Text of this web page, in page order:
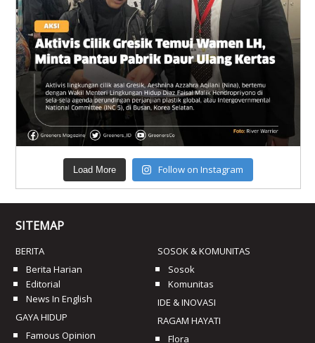
Load More Follow on Instagram
SITEMAP
BERITA
Berita Harian
Editorial
News In English
GAYA HIDUP
Famous Opinion
SOSOK & KOMUNITAS
Sosok
Komunitas
IDE & INOVASI
RAGAM HAYATI
Flora